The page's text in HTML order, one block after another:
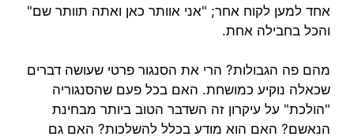
אחד למען לקוח אחר; "אני אוותר כאן ואתה תוותר שם"
והכל בחבילה אחת.
מהם פה הגבולות? הרי את הסנגור פרטי שעושה דברים
שכאלה נוקיע כמושחת. האם בכל פעם שהסנגוריה
"הולכת" על עיקרון זה השדבר הטוב ביותר מבחינת
הנאשם? האם הוא מודע בכלל להשלכות? האם גם